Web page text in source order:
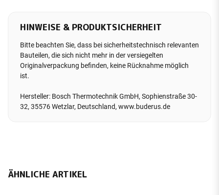
HINWEISE & PRODUKTSICHERHEIT
Bitte beachten Sie, dass bei sicherheitstechnisch relevanten
Bauteilen, die sich nicht mehr in der versiegelten
Originalverpackung befinden, keine Rücknahme möglich
ist.
Hersteller: Bosch Thermotechnik GmbH, Sophienstraße 30-
32, 35576 Wetzlar, Deutschland, www.buderus.de
ÄHNLICHE ARTIKEL